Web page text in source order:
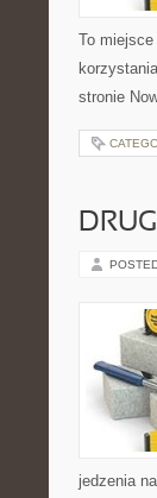
To
stronie
jedzenia